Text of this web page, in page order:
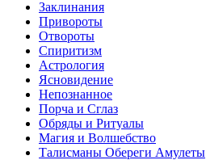
Заклинания
Привороты
Отвороты
Спиритизм
Астрология
Ясновидение
Непознанное
Порча и Сглаз
Обряды и Ритуалы
Магия и Волшебство
Талисманы Обереги Амулеты